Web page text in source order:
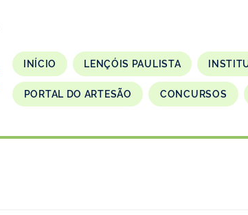
INÍCIO LENÇÓIS PAULISTA
PORTAL DO ARTESÃO CONCURSOS